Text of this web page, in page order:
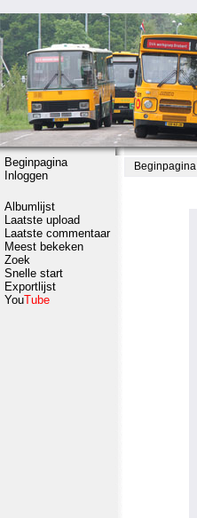
Beginpagina
Inloggen
Albumlijst
Laatste upload
Laatste commentaar
Meest bekeken
Zoek
Snelle start
Exportlijst
YouTube
Beginpagina